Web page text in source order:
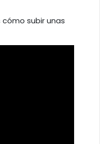
cómo subir unas